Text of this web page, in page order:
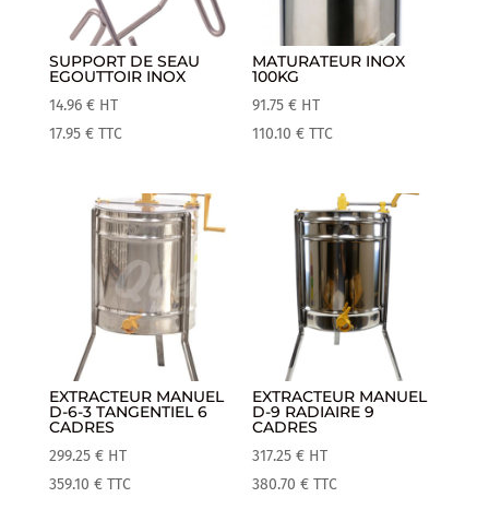
SUPPORT DE SEAU
EGOUTTOIR INOX
14.96 € HT
17.95 € TTC
MATURATEUR INOX
100KG
91.75€ HT
110.10€ TTC
EXTRACTEUR MANUEL
D-6-3 TANGENTIEL 6
CADRES
299.25 € HT
359.10 € TTC
EXTRACTEUR MANUEL
D-9 RADIAIRE 9
CADRES
317.25€ HT
380.70€ TTC